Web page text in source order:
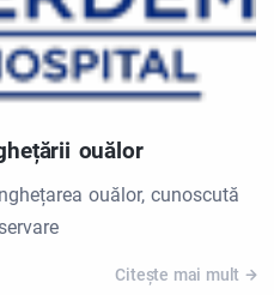
ouălor
ouălor, cunoscută
Citește mai mult